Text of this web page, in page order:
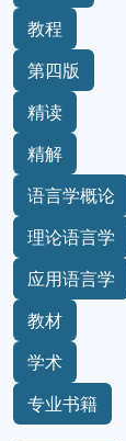
教程
第四版
精读
精解
语言学概论
理论语言学
应用语言学
教材
学术
专业书籍